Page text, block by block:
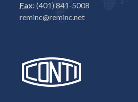
Fax:(401) 841-5008
reminc@reminc.net